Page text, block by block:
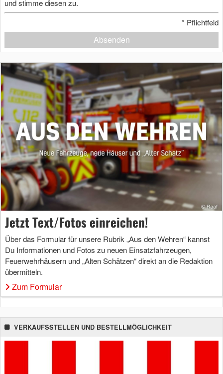
und stimme diesen zu.
* Pflichtfeld
Absenden
Jetzt Text/Fotos einreichen!
Über das Formular für unsere Rubrik „Aus den Wehren“ kannst
Du Informationen und Fotos zu neuen Einsatzfahrzeugen,
Feuerwehrhäusern und „Alten Schätzen“ direkt an die Redaktion
übermitteln.
Zum Formular
VERKAUFSSTELLEN UND BESTELLMÖGLICHKEIT